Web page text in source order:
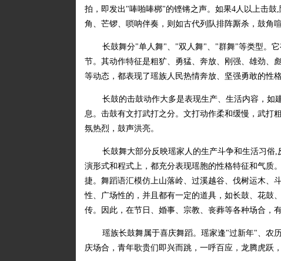
拍，即发出"唪啪唪梆"的铿锵之声。如果4人以上击
角、芒锣、唢呐伴奏，则如古代列队排阵厮杀，鼓角
长鼓舞分"单人舞"、"双人舞"、"群舞"等类型。
节。其动作特征是粗犷、勇猛、奔放、刚强、雄劲、
等动态，都表现了瑶族人民热情奔放、坚强勇敢的性格
长鼓的击鼓动作大多是表现生产、生活内容，如
息。击鼓有文打武打之分。文打动作柔和缓慢，武打
氛热烈，鼓声洪亮。
长鼓舞大部分反映瑶家人的生产斗争和生活习俗
演形式和程式上，都充分表现瑶胞的性格特征和气质
捷。舞蹈语汇模仿上山落岭、过溪越谷、伐树运木、
性、广场性的，并且都有一定的道具，如长鼓、花鼓
传。因此，在节日、婚事、宗教、丧葬等各种场合，
瑶族长鼓舞属于喜庆舞蹈。瑶家逢"过新年"、农
庆场合，青年歌贵们即兴而跳，一呼百应，龙腾虎跃